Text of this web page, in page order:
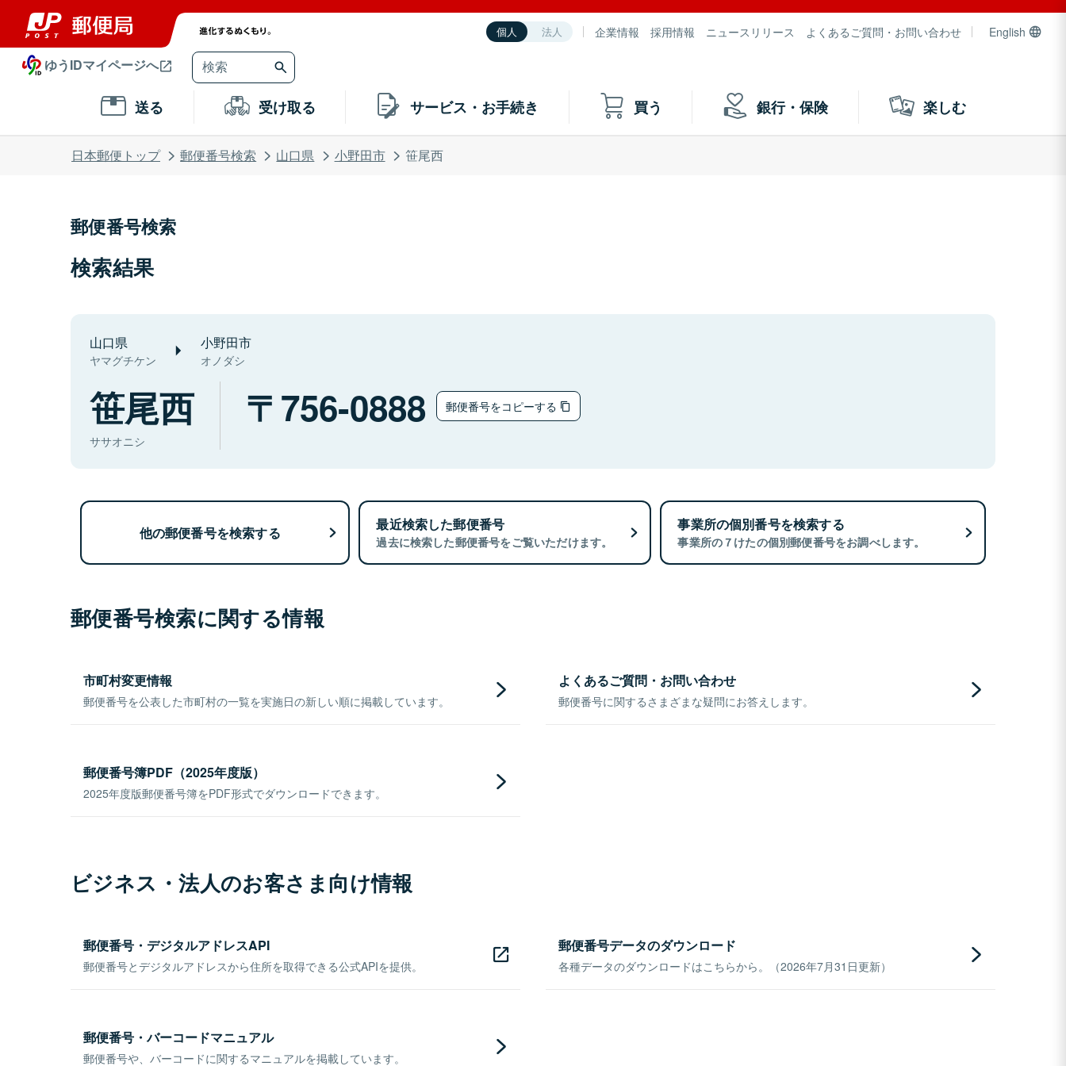
個人 法人 企業情報 採用情報 ニュースリリース よくあるご質問・お問い合わせ English
ゆうIDマイページへ
送る 受け取る サービス・お手続き 買う 銀行・保険 楽しむ
日本郵便トップ 郵便番号検索 山口県 小野田市 笹尾西
郵便番号検索
検索結果
山口県
ヤマグチケン
小野田市
オノダシ
笹尾西
ササオニシ
756-0888 郵便番号をコピーする
他の郵便番号を検索する 最近検索した郵便番号
過去に検索した郵便番号をご覧いただけます。
事業所の個別番号を検索する
事業所の７けたの個別郵便番号をお調べします。
郵便番号検索に関する情報
市町村変更情報
郵便番号を公表した市町村の一覧を実施日の新しい順に掲載しています。
よくあるご質問・お問い合わせ
郵便番号に関するさまざまな疑問にお答えします。
郵便番号簿PDF（2025年度版）
2025年度版郵便番号簿をPDF形式でダウンロードできます。
ビジネス・法人のお客さま向け情報
郵便番号・デジタルアドレスAPI
郵便番号とデジタルアドレスから住所を取得できる公式APIを提供。
郵便番号データのダウンロード
各種データのダウンロードはこちらから。（2026年7月31日更新）
郵便番号・バーコードマニュアル
郵便番号や、バーコードに関するマニュアルを掲載しています。